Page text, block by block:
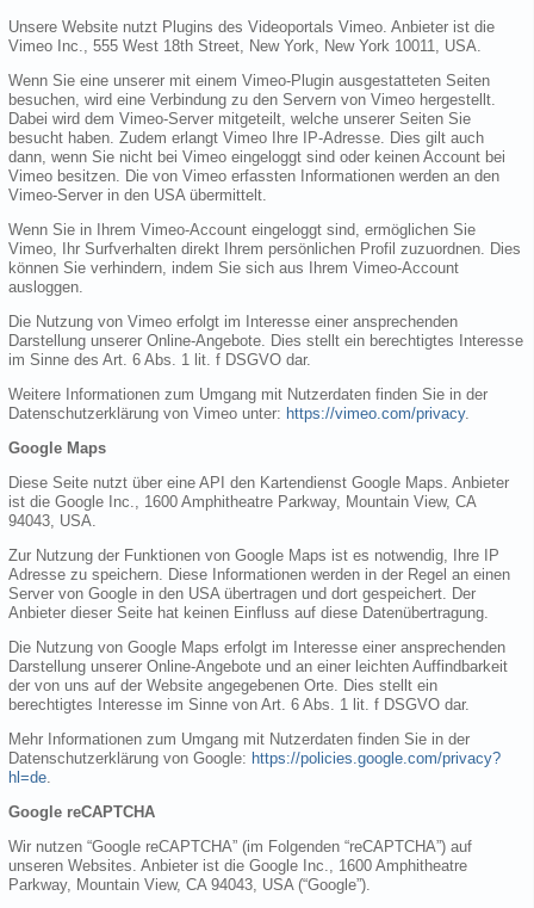
Unsere Website nutzt Plugins des Videoportals Vimeo. Anbieter ist die
Vimeo Inc., 555 West 18th Street, New York, New York 10011, USA.
Wenn Sie eine unserer mit einem Vimeo-Plugin ausgestatteten Seiten
besuchen, wird eine Verbindung zu den Servern von Vimeo hergestellt.
Dabei wird dem Vimeo-Server mitgeteilt, welche unserer Seiten Sie
besucht haben. Zudem erlangt Vimeo Ihre IP-Adresse. Dies gilt auch
dann, wenn Sie nicht bei Vimeo eingeloggt sind oder keinen Account bei
Vimeo besitzen. Die von Vimeo erfassten Informationen werden an den
Vimeo-Server in den USA übermittelt.
Wenn Sie in Ihrem Vimeo-Account eingeloggt sind, ermöglichen Sie
Vimeo, Ihr Surfverhalten direkt Ihrem persönlichen Profil zuzuordnen. Dies
können Sie verhindern, indem Sie sich aus Ihrem Vimeo-Account
ausloggen.
Die Nutzung von Vimeo erfolgt im Interesse einer ansprechenden
Darstellung unserer Online-Angebote. Dies stellt ein berechtigtes Interesse
im Sinne des Art. 6 Abs. 1 lit. f DSGVO dar.
Weitere Informationen zum Umgang mit Nutzerdaten finden Sie in der
Datenschutzerklärung von Vimeo unter: https://vimeo.com/privacy.
Google Maps
Diese Seite nutzt über eine API den Kartendienst Google Maps. Anbieter
ist die Google Inc., 1600 Amphitheatre Parkway, Mountain View, CA
94043, USA.
Zur Nutzung der Funktionen von Google Maps ist es notwendig, Ihre IP
Adresse zu speichern. Diese Informationen werden in der Regel an einen
Server von Google in den USA übertragen und dort gespeichert. Der
Anbieter dieser Seite hat keinen Einfluss auf diese Datenübertragung.
Die Nutzung von Google Maps erfolgt im Interesse einer ansprechenden
Darstellung unserer Online-Angebote und an einer leichten Auffindbarkeit
der von uns auf der Website angegebenen Orte. Dies stellt ein
berechtigtes Interesse im Sinne von Art. 6 Abs. 1 lit. f DSGVO dar.
Mehr Informationen zum Umgang mit Nutzerdaten finden Sie in der
Datenschutzerklärung von Google: https://policies.google.com/privacy?
hl=de
Google reCAPTCHA
Wir nutzen “Google reCAPTCHA” (im Folgenden “reCAPTCHA”) auf
unseren Websites. Anbieter ist die Google Inc., 1600 Amphitheatre
Parkway, Mountain View, CA 94043, USA (“Google”).